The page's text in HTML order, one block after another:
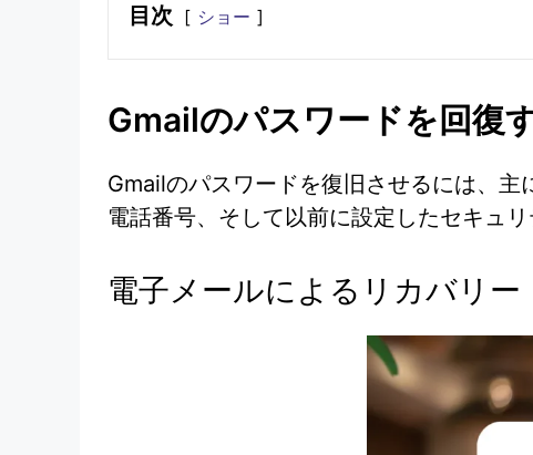
目次 ショー
Gmailのパスワードを回復
Gmailのパスワードを復旧させるには、
電話番号、そして以前に設定したセキュリ
電子メールによるリカバリー